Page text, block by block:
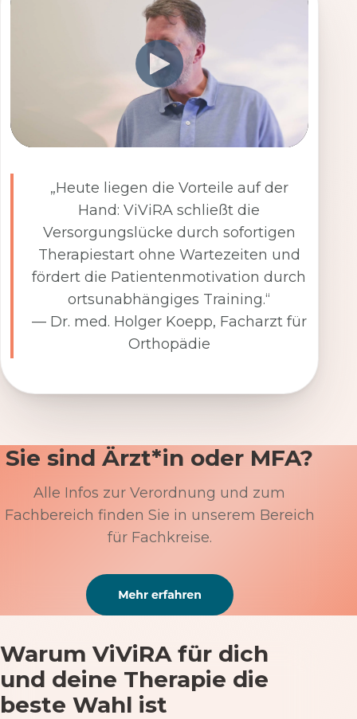
„Heute liegen die Vorteile auf der
Hand: ViViRA schließt die
Versorgungslücke durch sofortigen
Therapiestart ohne Wartezeiten und
fördert die Patientenmotivation durch
ortsunabhängiges Training.“
— Dr. med. Holger Koepp, Facharzt für
Orthopädie
Sie sind Ärzt*in oder MFA?
Alle Infos zur Verordnung und zum
Fachbereich finden Sie in unserem Bereich
für Fachkreise.
Warum ViViRA für dich
und deine Therapie die
beste Wahl ist